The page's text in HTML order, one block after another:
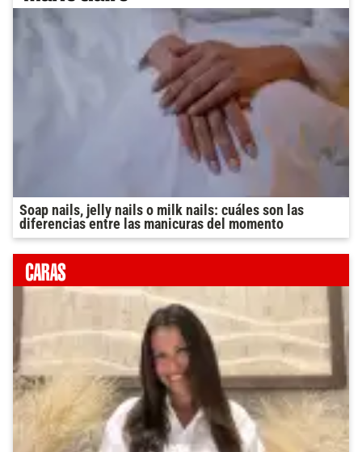
Soap nails, jelly nails o milk nails: cuáles son las
diferencias entre las manicuras del momento